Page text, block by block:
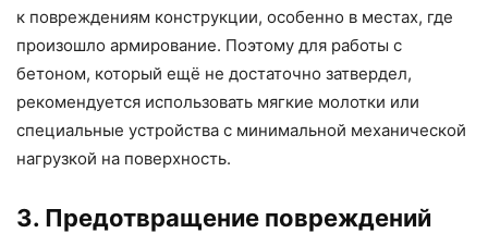
к повреждениям конструкции, особенно в местах, где
произошло армирование. Поэтому для работы с
бетоном, который ещё не достаточно затвердел,
рекомендуется использовать мягкие молотки или
специальные устройства с минимальной механической
нагрузкой на поверхность.
3. Предотвращение повреждений